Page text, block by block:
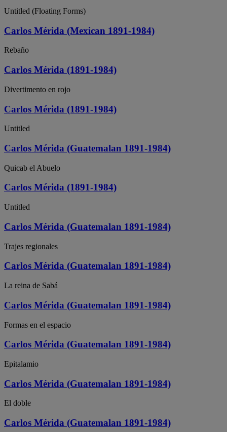
Untitled (Floating Forms)
Carlos Mérida (Mexican 1891-1984)
Rebaño
Carlos Mérida (1891-1984)
Divertimento en rojo
Carlos Mérida (1891-1984)
Untitled
Carlos Mérida (Guatemalan 1891-1984)
Quicab el Abuelo
Carlos Mérida (1891-1984)
Untitled
Carlos Mérida (Guatemalan 1891-1984)
Trajes regionales
Carlos Mérida (Guatemalan 1891-1984)
La reina de Sabá
Carlos Mérida (Guatemalan 1891-1984)
Formas en el espacio
Carlos Mérida (Guatemalan 1891-1984)
Epitalamio
Carlos Mérida (Guatemalan 1891-1984)
El doble
Carlos Mérida (Guatemalan 1891-1984)